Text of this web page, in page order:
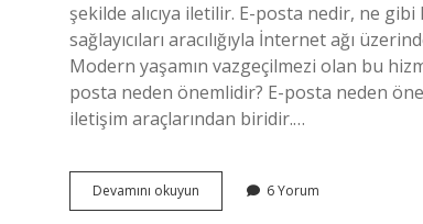
şekilde alıcıya iletilir. E-posta nedir, ne
sağlayıcıları aracılığıyla İnternet ağı
Modern yaşamın vazgeçilmezi olan bu
posta neden önemlidir? E-posta neden
iletişim araçlarından biridir.…
Devamını okuyun
Posta
6 Yorum